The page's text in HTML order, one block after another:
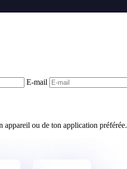
E-mail
ou de ton application préférée.